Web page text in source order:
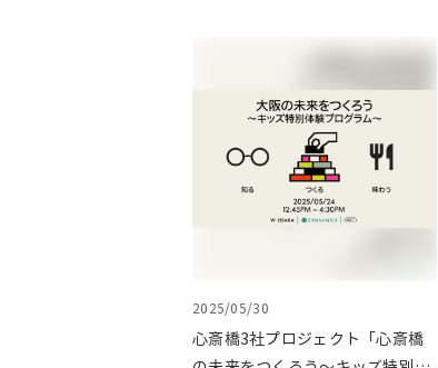
2025/05/30
心斎橋3社プロジェクト「心斎橋